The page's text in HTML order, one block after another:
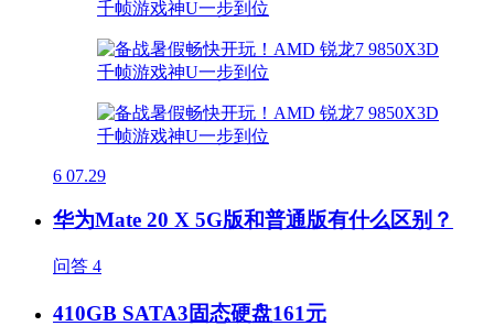
6 07.29
华为Mate 20 X 5G版和普通版有什么区别？
问答 4
410GB SATA3固态硬盘161元